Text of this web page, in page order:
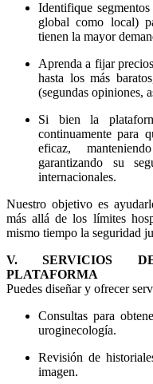
Identifique
global como local)
tienen la mayor
Aprenda a fijar
hasta los más
(segundas opiniones,
Si bien la
continuamente para
eficaz,
garantizando su
internacionales.
Nuestro objetivo es
más allá de los límites
mismo tiempo la seguridad
V. SERVICIOS
PLATAFORMA
Puedes diseñar y ofrecer
Consultas para
uroginecología.
Revisión de
imagen.